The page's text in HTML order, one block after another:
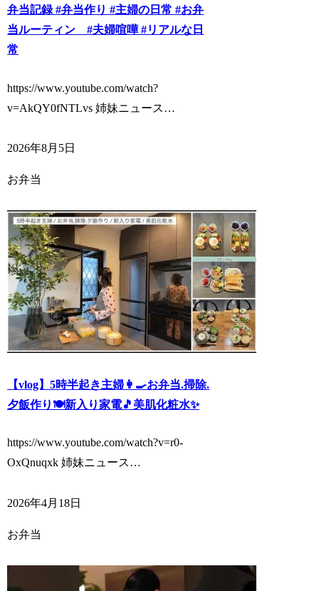
弁当記録 #弁当作り #主婦の日常 #お弁
当ルーティン #夫婦喧嘩 #リアルな日
常
https://www.youtube.com/watch?
v=AkQY0fNTLvs 姉妹ニュース…
2026年8月5日
お弁当
【vlog】5時半起き主婦👩‍🍳お弁当.掃除.
夕飯作り🍽️新入り家電🎵美肌化粧水✨
https://www.youtube.com/watch?v=r0-
OxQnuqxk 姉妹ニュース…
2026年4月18日
お弁当